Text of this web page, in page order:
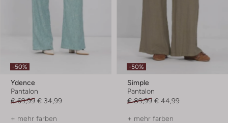
-50%
Ydence
Pantalon
€ 69,99 € 34,99
+ mehr farben
-50%
Simple
Pantalon
€ 89,99 € 44,99
+ mehr farben